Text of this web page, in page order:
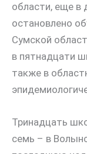
области, еще в
остановлено
Сумской
в пятнадцати
также в
Тринадцать
семь – в